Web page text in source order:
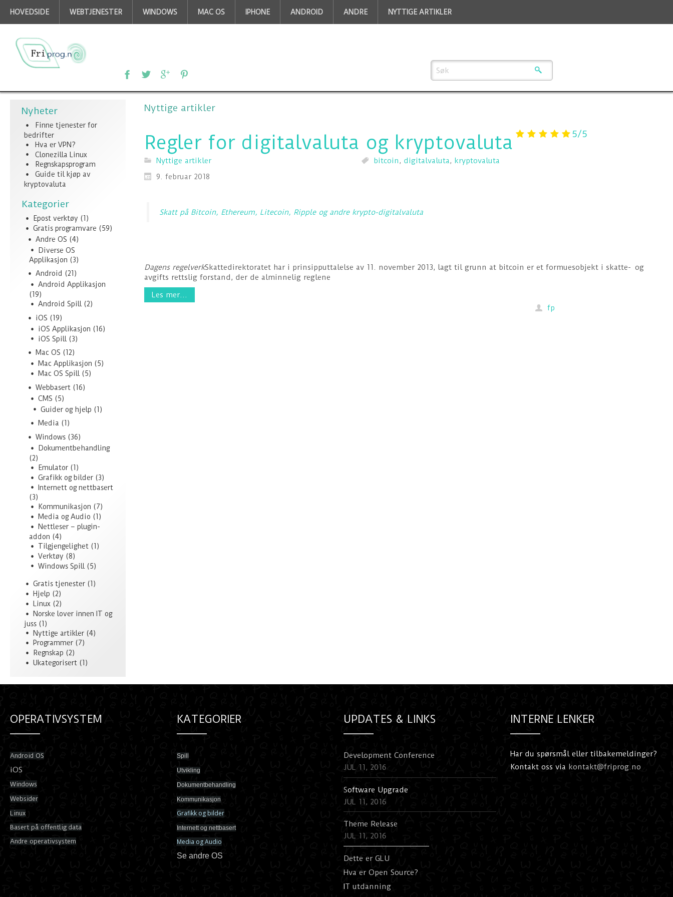
HOVEDSIDE WEBTJENESTER WINDOWS MAC OS IPHONE ANDROID ANDRE NYTTIGE ARTIKLER
Nyheter
Finne tjenester for
bedrifter
Hva er VPN?
Clonezilla Linux
Regnskapsprogram
Guide til kjøp av
kryptovaluta
Kategorier
Epost verktøy (1)
Gratis programvare (59)
Andre OS (4)
Diverse OS
Applikasjon (3)
Android (21)
Android Applikasjon
(19)
Android Spill (2)
iOS (19)
iOS Applikasjon (16)
iOS Spill (3)
Mac OS (12)
Mac Applikasjon (5)
Mac OS Spill (5)
Webbasert (16)
CMS (5)
Guider og hjelp (1)
Media (1)
Windows (36)
Dokumentbehandling
(2)
Emulator (1)
Grafikk og bilder (3)
Internett og nettbasert
(3)
Kommunikasjon (7)
Media og Audio (1)
Nettleser – plugin-
addon (4)
Tilgjengelighet (1)
Verktøy (8)
Windows Spill (5)
Gratis tjenester (1)
Hjelp (2)
Linux (2)
Norske lover innen IT og
juss (1)
Nyttige artikler (4)
Programmer (7)
Regnskap (2)
Ukategorisert (1)
Nyttige artikler
Regler for digitalvaluta og kryptovaluta 5/5
Nyttige artikler bitcoin, digitalvaluta, kryptovaluta
9. februar 2018
Skatt på Bitcoin, Ethereum, Litecoin, Ripple og andre krypto-digitalvaluta
Dagens regelverkSkattedirektoratet har i prinsipputtalelse av 11. november 2013, lagt til grunn at bitcoin er et formuesobjekt i skatte- og
avgifts rettslig forstand, der de alminnelig reglene
Les mer...
fp
OPERATIVSYSTEM
Android OS
iOS
Windows
Websider
Linux
Basert på offentlig data
Andre operativsystem
KATEGORIER
Spill
Utvikling
Dokumentbehandling
Kommunikasjon
Grafikk og bilder
Internett og nettbasert
Media og Audio
Se andre OS
UPDATES & LINKS
Development Conference
JUL 11, 2016
Software Upgrade
JUL 11, 2016
Theme Release
JUL 11, 2016
Dette er GLU
Hva er Open Source?
IT utdanning
INTERNE LENKER
Har du spørsmål eller tilbakemeldinger?
Kontakt oss via kontakt@friprog.no